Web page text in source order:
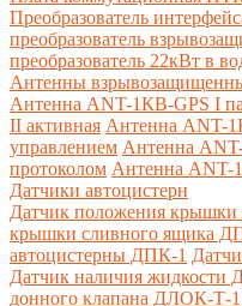
Преобразователь
преобразователь
преобразователь 22кВт в
Антенны
Антенна ANT-1КВ-GPS I
II активная Антенна ANT-
управлением Антенна
протоколом Антенна ANT-
Датчики автоцистерн
Датчик положения
крышки сливного ящика
автоцистерны ДПК-1
Датчик наличия
донного клапана ДЛОК-Т-1